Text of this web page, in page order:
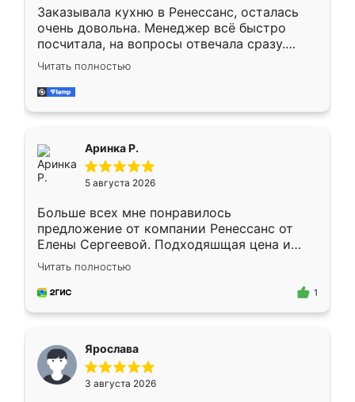
Заказывала кухню в Ренессанс, осталась
очень довольна. Менеджер всё быстро
посчитала, на вопросы отвечала сразу.
Замерщик приехал в субботу, подошёл к
делу со всей ответственностью. Собрали
за день, ребята работали аккуратно, даже
Читать полностью
Аринка Р.
5 августа 2026
Больше всех мне понравилось
предложение от компании Ренессанс от
Елены Сергеевой. Подходяшщая цена и
короткие сроки изготовления. Приехавший
для замера сотрудник Владислав
предложил по моему эскизу самый
Читать полностью
1
Ярослава
3 августа 2026